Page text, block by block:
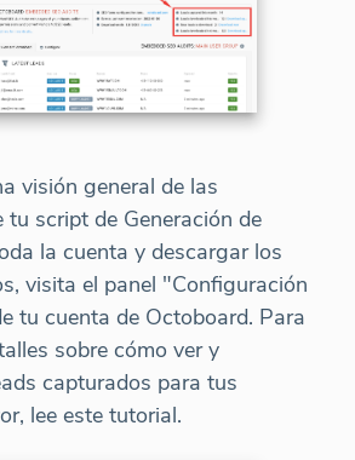
visión general de las
tu script de Generación de
la cuenta y descargar los
visita el panel "Configuración
tu cuenta de Octoboard. Para
sobre cómo ver y
capturados para tus
lee este tutorial.